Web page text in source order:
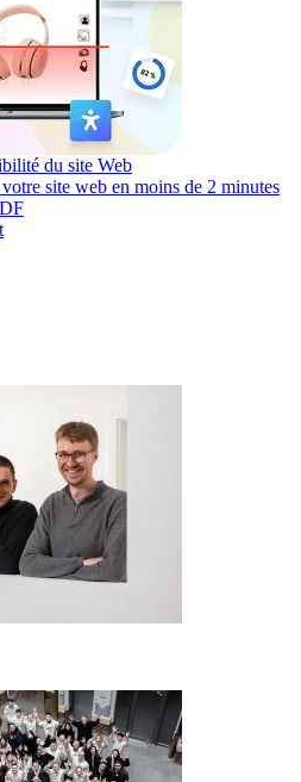
du site Web
site web en moins de 2 minutes